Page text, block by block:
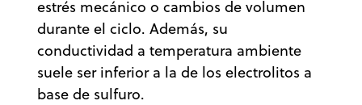
estrés mecánico o cambios de volumen
durante el ciclo. Además, su
conductividad a temperatura ambiente
suele ser inferior a la de los electrolitos a
base de sulfuro.